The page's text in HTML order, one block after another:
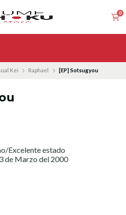
0
Kei Raphael [EP] Sotsugyou
Excelente estado
de Marzo del 2000